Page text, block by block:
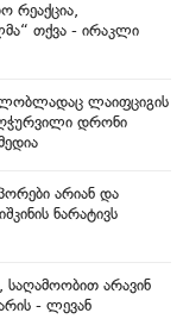
რეაქცია,
თქვა - ირაკლი
ლაიფციგის
დრონი
არიან და
ნარატივს
არავინ
- ლევან